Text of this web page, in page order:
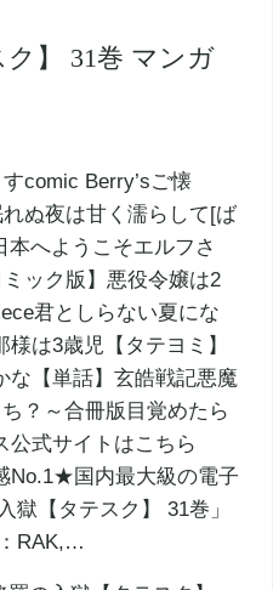
】 31巻 マンガ
comic Berry’sご懐
ぬ夜は甘く濡らして[ば
本へようこそエルフさ
ック版】悪役令嬢は2
君としらない夏にな
は3歳児【タテヨミ】
な【単話】玄皓戦記悪魔
？～合冊版目覚めたら
公式サイトはこちら
国内最大級の電子
獄【タテスク】 31巻」
RAK,…